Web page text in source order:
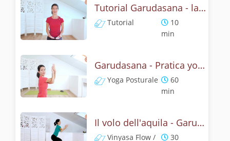
Tutorial Garudasana - la posizone dell'aquila
Tutorial
10
min
Garudasana - Pratica yoga con l'anatomia dell'aquila
Yoga Posturale
60
min
Il volo dell'aquila - Garudasana yoga flow
Vinyasa Flow / 30